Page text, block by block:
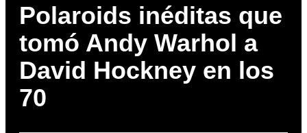
Polaroids inéditas que
tomó Andy Warhol a
David Hockney en los
70